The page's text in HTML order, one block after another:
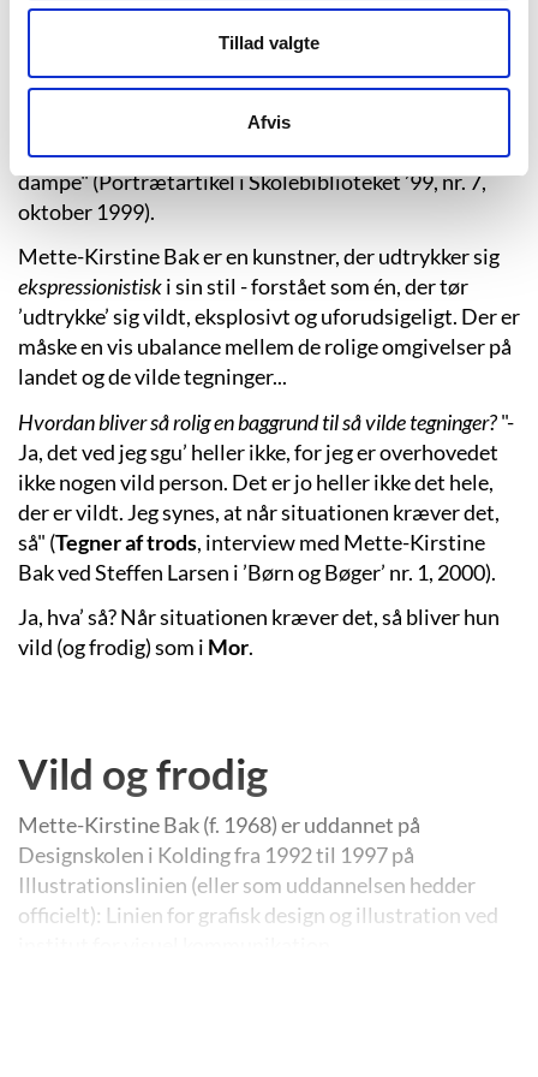
Tillad valgte
Afvis
tegnere og pædagoger fra hele verden flokkes om at
lære nyt om nye tendenser inden for billedbogen.
Mette-Kirstine Bak bor i disse tider på sin fædrene
gård nord for Århus, "hvor hun deler værksted med en
kunstner, der forsøger at dræbe mig med giftige
dampe" (Portrætartikel i Skolebiblioteket ’99, nr. 7,
oktober 1999).
Mette-Kirstine Bak er en kunstner, der udtrykker sig
ekspressionistiski sin stil - forstået som én, der tør
’udtrykke’ sig vildt, eksplosivt og uforudsigeligt. Der er
måske en vis ubalance mellem de rolige omgivelser på
landet og de vilde tegninger...
Hvordan bliver så rolig en baggrund til så vilde tegninger?"-
Ja, det ved jeg sgu’ heller ikke, for jeg er overhovedet
ikke nogen vild person. Det er jo heller ikke det hele,
der er vildt. Jeg synes, at når situationen kræver det,
så" (Tegner af trods, interview med Mette-Kirstine
Bak ved Steffen Larsen i ’Børn og Bøger’ nr. 1, 2000).
Ja, hva’ så? Når situationen kræver det, så bliver hun
vild (og frodig) som i Mor.
Vild og frodig
Mette-Kirstine Bak (f. 1968) er uddannet på
Designskolen i Kolding fra 1992 til 1997 på
Illustrationslinien (eller som uddannelsen hedder
officielt): Linien for grafisk design og illustration ved